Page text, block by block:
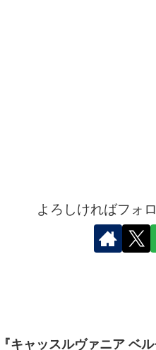
よろしければフォ
『キャッスルヴァニア ベ